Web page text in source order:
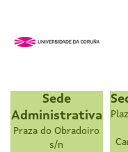
Sede
Administrativa
Praza do Obradoiro
s/n